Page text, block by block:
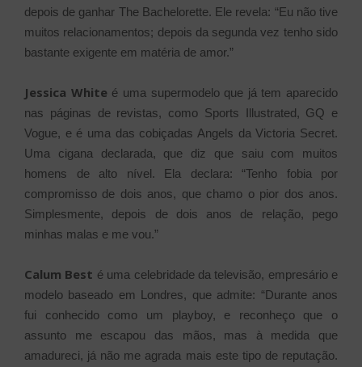
depois de ganhar The Bachelorette. Ele revela: “Eu não tive
muitos relacionamentos; depois da segunda vez tenho sido
bastante exigente em matéria de amor.”
Jessica White é uma supermodelo que já tem aparecido
nas páginas de revistas, como Sports Illustrated, GQ e
Vogue, e é uma das cobiçadas Angels da Victoria Secret.
Uma cigana declarada, que diz que saiu com muitos
homens de alto nível. Ela declara: “Tenho fobia por
compromisso de dois anos, que chamo o pior dos anos.
Simplesmente, depois de dois anos de relação, pego
minhas malas e me vou.”
Calum Best é uma celebridade da televisão, empresário e
modelo baseado em Londres, que admite: “Durante anos
fui conhecido como um playboy, e reconheço que o
assunto me escapou das mãos, mas à medida que
amadureci, já não me agrada mais este tipo de reputação.